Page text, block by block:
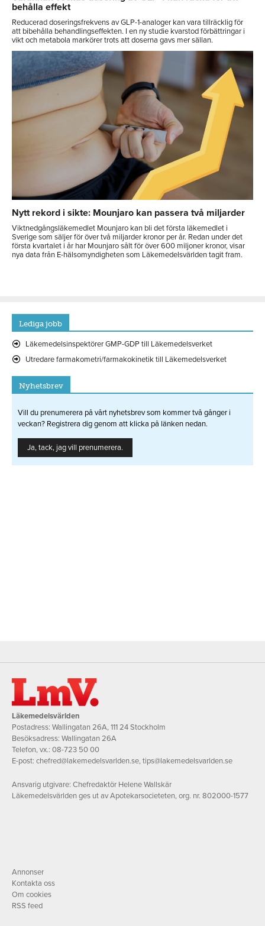
behålla effekt
Reducerad doseringsfrekvens av GLP-1-analoger kan vara tillräcklig för
att bibehålla behandlingseffekten. I en ny studie kvarstod förbättringar i
vikt och metabola markörer trots att doserna gavs mer sällan.
Nytt rekord i sikte: Mounjaro kan passera två miljarder
Viktnedgångsläkemedlet Mounjaro kan bli det första läkemedlet i
Sverige som säljer för över två miljarder kronor per år. Redan under det
första kvartalet i år har Mounjaro sålt för över 600 miljoner kronor, visar
nya data från E-hälsomyndigheten som Läkemedelsvärlden tagit fram.
Lediga jobb
Läkemedelsinspektörer GMP-GDP till Läkemedelsverket
Utredare farmakometri/farmakokinetik till Läkemedelsverket
Nyhetsbrev
Vill du prenumerera på vårt nyhetsbrev som kommer två gånger i
veckan? Registrera dig genom att klicka på länken nedan.
Ja, tack, jag vill prenumerera.
Läkemedelsvärlden
Postadress: Wallingatan 26A, 111 24 Stockholm
Besöksadress: Wallingatan 26A
Telefon, vx.: 08-723 50 00
E-post: chefred@lakemedelsvarlden.se,tips@lakemedelsvarlden.se
Ansvarig utgivare: Chefredaktör Helene Wallskär
Läkemedelsvärlden ges ut av Apotekarsocieteten, org. nr. 802000-1577
Annonser
Kontakta oss
Om cookies
RSS feed